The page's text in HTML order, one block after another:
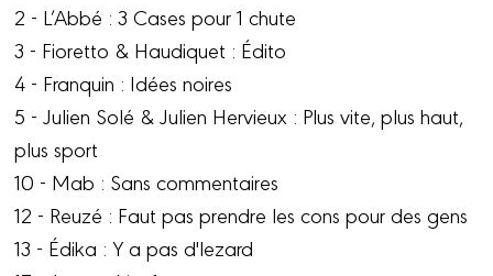
2 - L’Abbé : 3 Cases pour 1 chute
3 - Fioretto & Haudiquet : Édito
4 - Franquin : Idées noires
5 - Julien Solé & Julien Hervieux : Plus vite, plus haut,
plus sport
10 - Mab : Sans commentaires
12 - Reuzé : Faut pas prendre les cons pour des gens
13 - Édika : Y a pas d'lezard